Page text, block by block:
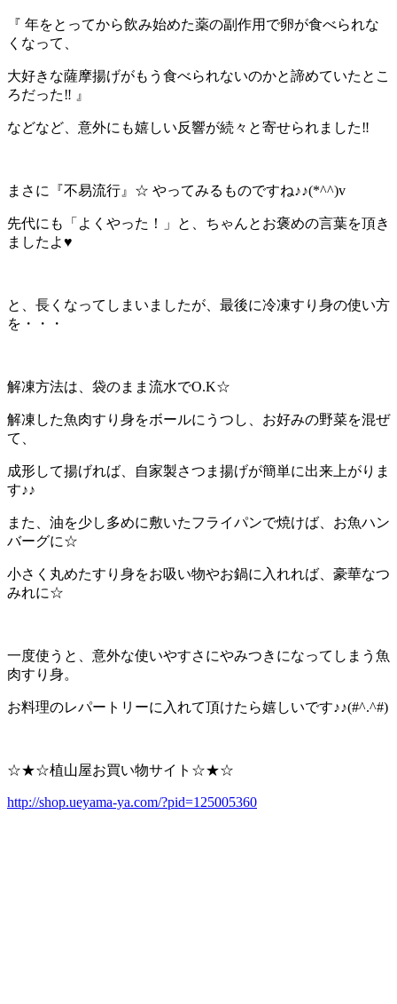
『 年をとってから飲み始めた薬の副作用で卵が食べられな
くなって、
大好きな薩摩揚げがもう食べられないのかと諦めていたとこ
ろだった‼ 』
などなど、意外にも嬉しい反響が続々と寄せられました‼
まさに『不易流行』☆ やってみるものですね♪♪(*^^)v
先代にも「よくやった！」と、ちゃんとお褒めの言葉を頂き
ましたよ♥
と、長くなってしまいましたが、最後に冷凍すり身の使い方
を・・・
解凍方法は、袋のまま流水でO.K☆
解凍した魚肉すり身をボールにうつし、お好みの野菜を混ぜ
て、
成形して揚げれば、自家製さつま揚げが簡単に出来上がりま
す♪♪
また、油を少し多めに敷いたフライパンで焼けば、お魚ハン
バーグに☆
小さく丸めたすり身をお吸い物やお鍋に入れれば、豪華なつ
みれに☆
一度使うと、意外な使いやすさにやみつきになってしまう魚
肉すり身。
お料理のレパートリーに入れて頂けたら嬉しいです♪♪(#^.^#)
☆★☆植山屋お買い物サイト☆★☆
http://shop.ueyama-ya.com/?pid=125005360